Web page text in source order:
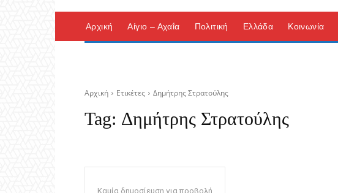
Αρχική Αίγιο – Αχαΐα Πολιτική Ελλάδα Κοινωνία
Αρχική Ετικέτες Δημήτρης Στρατούλης
Tag: Δημήτρης Στρατούλης
Καμία δημοσίευση για προβολή